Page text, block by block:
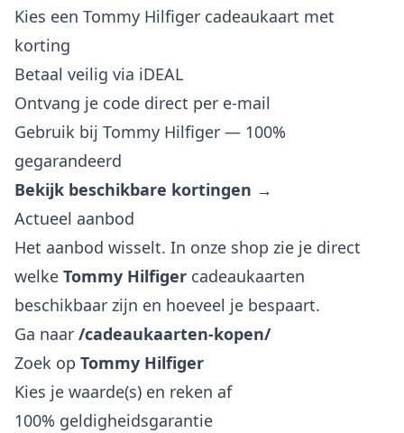
Kies een Tommy Hilfiger cadeaukaart met
korting
Betaal veilig via iDEAL
Ontvang je code direct per e-mail
Gebruik bij Tommy Hilfiger — 100%
gegarandeerd
Bekijk beschikbare kortingen →
Actueel aanbod
Het aanbod wisselt. In onze shop zie je direct
welke Tommy Hilfiger cadeaukaarten
beschikbaar zijn en hoeveel je bespaart.
Ga naar /cadeaukaarten-kopen/
Zoek op Tommy Hilfiger
Kies je waarde(s) en reken af
100% geldigheidsgarantie